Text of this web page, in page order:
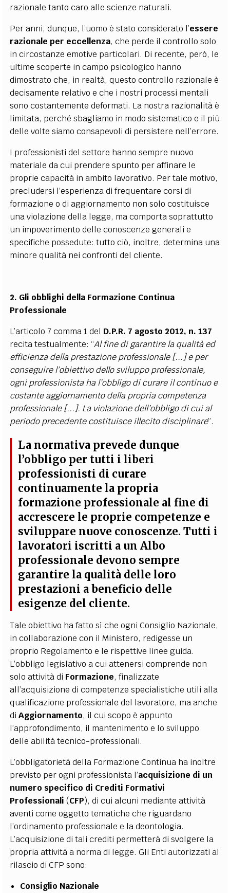
razionale tanto caro alle scienze naturali.
Per anni, dunque, l’uomo è stato considerato l’essere
razionale per eccellenza, che perde il controllo solo
in circostanze emotive particolari. Di recente, però, le
ultime scoperte in campo psicologico hanno
dimostrato che, in realtà, questo controllo razionale è
decisamente relativo e che i nostri processi mentali
sono costantemente deformati. La nostra razionalità è
limitata, perché sbagliamo in modo sistematico e il più
delle volte siamo consapevoli di persistere nell’errore.
I professionisti del settore hanno sempre nuovo
materiale da cui prendere spunto per affinare le
proprie capacità in ambito lavorativo. Per tale motivo,
precludersi l’esperienza di frequentare corsi di
formazione o di aggiornamento non solo costituisce
una violazione della legge, ma comporta soprattutto
un impoverimento delle conoscenze generali e
specifiche possedute: tutto ciò, inoltre, determina una
minore qualità nei confronti del cliente.
2. Gli obblighi della Formazione Continua
Professionale
L’articolo 7 comma 1 del D.P.R. 7 agosto 2012, n. 137
recita testualmente: “Al fine di garantire la qualità ed
efficienza della prestazione professionale [...] e per
conseguire l’obiettivo dello sviluppo professionale,
ogni professionista ha l’obbligo di curare il continuo e
costante aggiornamento della propria competenza
professionale [...]. La violazione dell’obbligo di cui al
periodo precedente costituisce illecito disciplinare”.
La normativa prevede dunque
l’obbligo per tutti i liberi
professionisti di curare
continuamente la propria
formazione professionale al fine di
accrescere le proprie competenze e
sviluppare nuove conoscenze. Tutti i
lavoratori iscritti a un Albo
professionale devono sempre
garantire la qualità delle loro
prestazioni a beneficio delle
esigenze del cliente.
Tale obiettivo ha fatto sì che ogni Consiglio Nazionale,
in collaborazione con il Ministero, redigesse un
proprio Regolamento e le rispettive linee guida.
L’obbligo legislativo a cui attenersi comprende non
solo attività di Formazione, finalizzate
all’acquisizione di competenze specialistiche utili alla
qualificazione professionale del lavoratore, ma anche
diAggiornamento, il cui scopo è appunto
l’approfondimento, il mantenimento e lo sviluppo
delle abilità tecnico-professionali.
L’obbligatorietà della Formazione Continua ha inoltre
previsto per ogni professionista l’acquisizione di un
numero specifico di Crediti Formativi
Professionali (CFP), di cui alcuni mediante attività
aventi come oggetto tematiche che riguardano
l’ordinamento professionale e la deontologia.
L’acquisizione di tali crediti permetterà di svolgere la
propria attività a norma di legge. Gli Enti autorizzati al
rilascio di CFP sono:
Consiglio Nazionale